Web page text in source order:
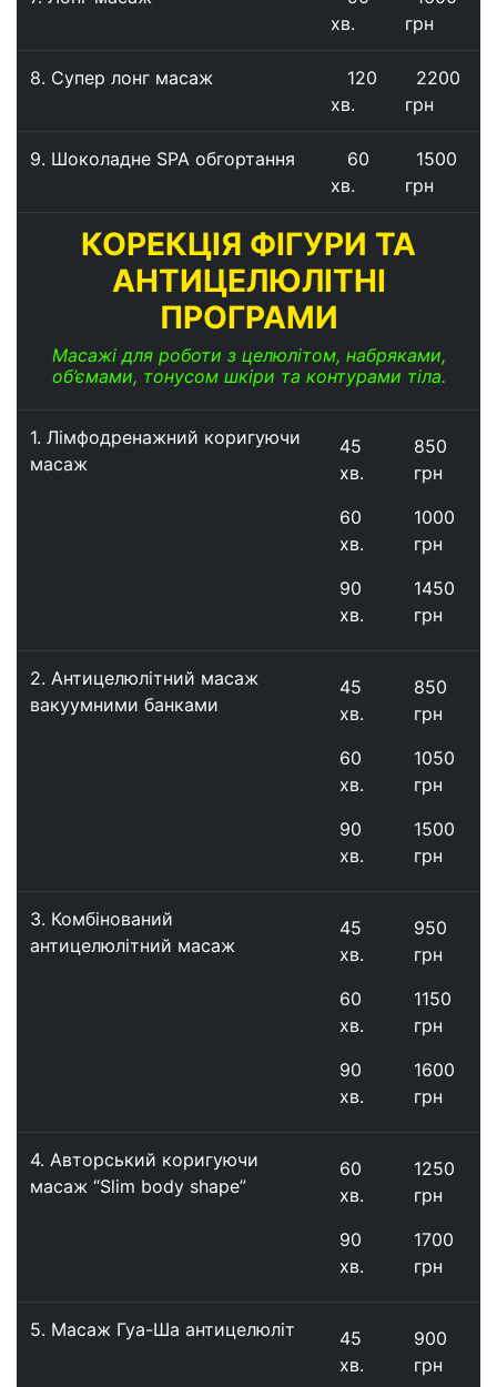
хв.
грн
8. Супер лонг масаж
120
хв.
2200
грн
9. Шоколадне SPA обгортання
60
хв.
1500
грн
КОРЕКЦІЯ ФІГУРИ ТА
АНТИЦЕЛЮЛІТНІ
ПРОГРАМИ
Масажі для роботи з целюлітом, набряками,
об’ємами, тонусом шкіри та контурами тіла.
1. Лімфодренажний коригуючи
масаж
45
хв.
60
хв.
90
хв.
850
грн
1000
грн
1450
грн
2. Антицелюлітний масаж
вакуумними банками
45
хв.
60
хв.
90
хв.
850
грн
1050
грн
1500
грн
3. Комбінований
антицелюлітний масаж
45
хв.
60
хв.
90
хв.
950
грн
1150
грн
1600
грн
4. Авторський коригуючи
масаж “Slim body shape”
60
хв.
90
хв.
1250
грн
1700
грн
5. Масаж Гуа-Ша антицелюліт
45
хв.
900
грн